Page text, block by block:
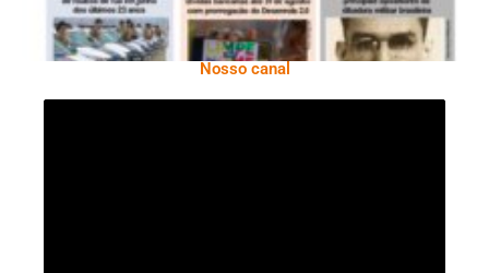
Nosso canal